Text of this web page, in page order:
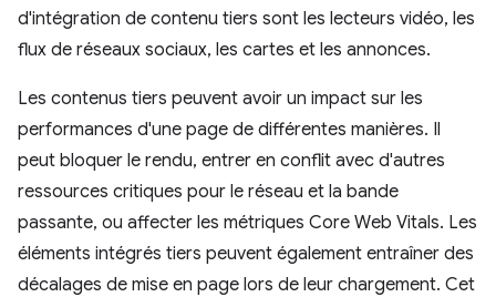
d'intégration de contenu tiers sont les lecteurs vidéo, les
flux de réseaux sociaux, les cartes et les annonces.
Les contenus tiers peuvent avoir un impact sur les
performances d'une page de différentes manières. Il
peut bloquer le rendu, entrer en conflit avec d'autres
ressources critiques pour le réseau et la bande
passante, ou affecter les métriques Core Web Vitals. Les
éléments intégrés tiers peuvent également entraîner des
décalages de mise en page lors de leur chargement. Cet